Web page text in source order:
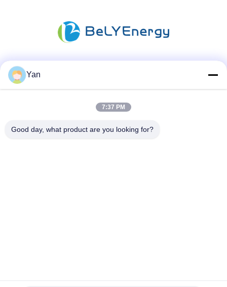
Yan
7:37 PM
Good day, what product are you looking for?